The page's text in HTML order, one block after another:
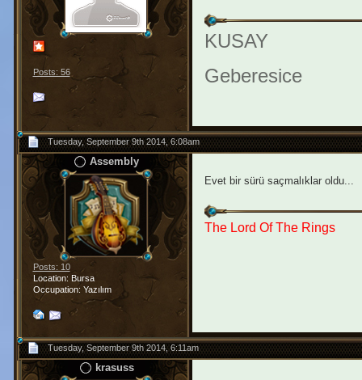
Posts: 56
KUSAY
Geberesice
Tuesday, September 9th 2014, 6:08am
Assembly
Posts: 10
Location: Bursa
Occupation: Yazılım
Evet bir sürü saçmalıklar oldu...
The Lord Of The Rings
Tuesday, September 9th 2014, 6:11am
krasuss